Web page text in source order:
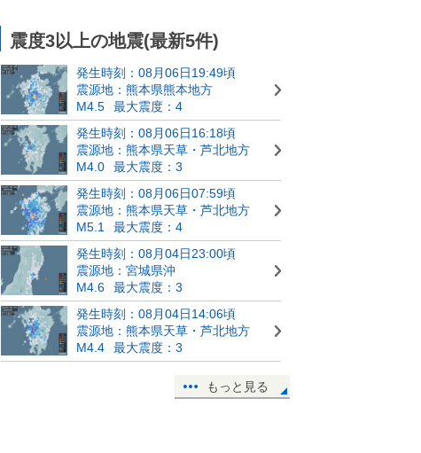
震度3以上の地震(最新5件)
発生時刻：08月06日19:49頃
震源地：熊本県熊本地方
M4.5
最大震度：4
発生時刻：08月06日16:18頃
震源地：熊本県天草・芦北地方
M4.0
最大震度：3
発生時刻：08月06日07:59頃
震源地：熊本県天草・芦北地方
M5.1
最大震度：4
発生時刻：08月04日23:00頃
震源地：宮城県沖
M4.6
最大震度：3
発生時刻：08月04日14:06頃
震源地：熊本県天草・芦北地方
M4.4
最大震度：3
もっと見る